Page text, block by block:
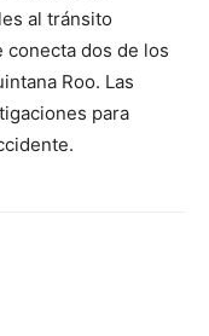
al tránsito
dos de los
Roo. Las
para